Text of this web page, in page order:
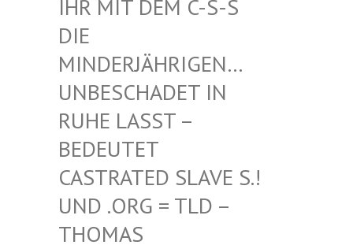
R MIT DEM C-S-S DI
E MI
NDERJÄHRIGEN… UN
BESCHADET IN RU
HE LASST – BE
DEUTET CA
STRATED SLAVE S.! UN
D .ORG = TLD – TH
OMAS LE